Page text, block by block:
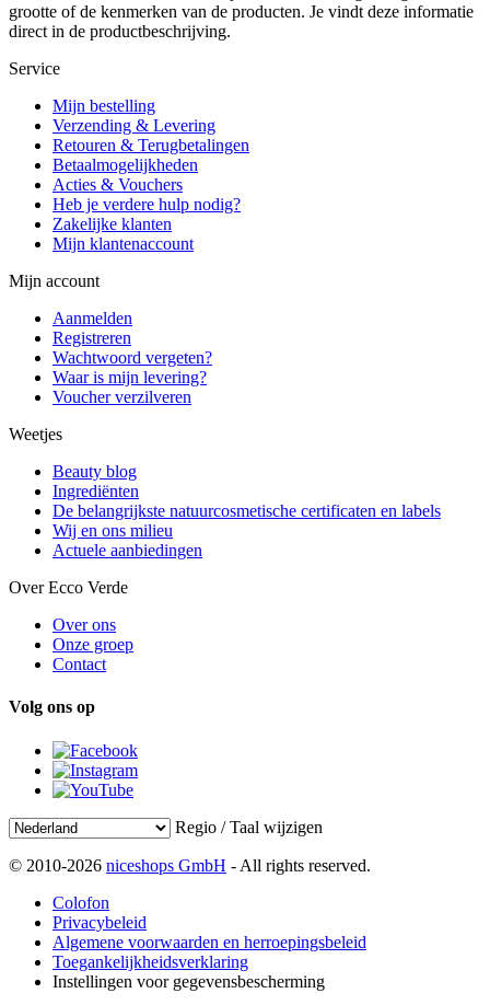
grootte of de kenmerken van de producten. Je vindt deze informatie
direct in de productbeschrijving.
Service
Mijn bestelling
Verzending & Levering
Retouren & Terugbetalingen
Betaalmogelijkheden
Acties & Vouchers
Heb je verdere hulp nodig?
Zakelijke klanten
Mijn klantenaccount
Mijn account
Aanmelden
Registreren
Wachtwoord vergeten?
Waar is mijn levering?
Voucher verzilveren
Weetjes
Beauty blog
Ingrediënten
De belangrijkste natuurcosmetische certificaten en labels
Wij en ons milieu
Actuele aanbiedingen
Over Ecco Verde
Over ons
Onze groep
Contact
Volg ons op
Regio / Taal wijzigen
© 2010-2026 niceshops GmbH - All rights reserved.
Colofon
Privacybeleid
Algemene voorwaarden en herroepingsbeleid
Toegankelijkheidsverklaring
Instellingen voor gegevensbescherming